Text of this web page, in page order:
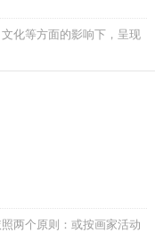
化等方面的影响下，呈现
两个原则：或按画家活动